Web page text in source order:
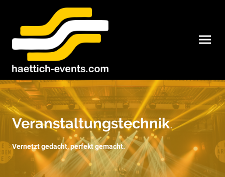
Veranstaltungstechnik.
Vernetzt gedacht, perfekt gemacht.